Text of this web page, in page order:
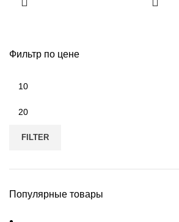
Фильтр по цене
FILTER
Популярные товары